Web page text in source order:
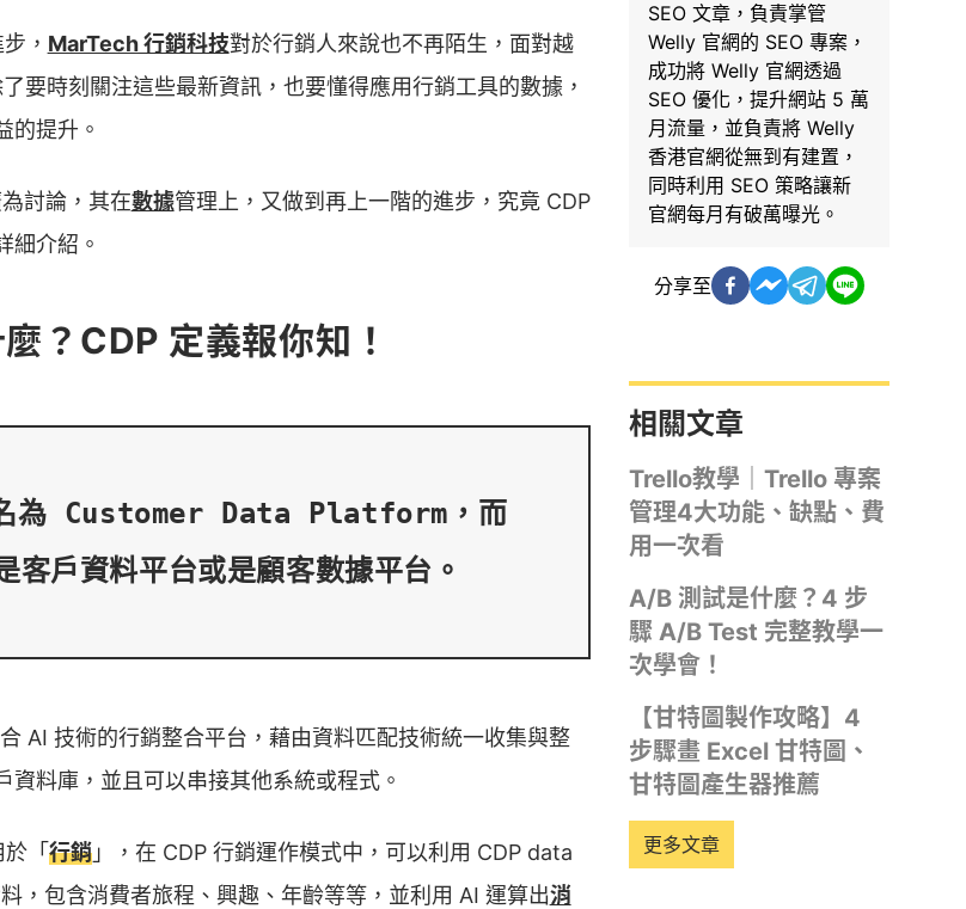
， MarTech 行銷科技對於行銷人來說也不再陌生，面對越
要時刻關注這些最新資訊，也要懂得應用行銷工具的數據，
的提升。
討論，其在數據管理上，又做到再上一階的進步，究竟 CDP
細介紹。
？CDP 定義報你知！
名為 Customer Data Platform，而
AI 技術的行銷整合平台，藉由資料匹配技術統一收集與整
資料庫，並且可以串接其他系統或程式。
「 行銷」，在 CDP 行銷運作模式中，可以利用 CDP data
，包含消費者旅程、興趣、年齡等等，並利用 AI 運算出消
SEO 文章，負責掌管
Welly 官網的 SEO 專案，
成功將 Welly 官網透過
SEO 優化，提升網站 5 萬
月流量，並負責將 Welly
香港官網從無到有建置，
同時利用 SEO 策略讓新
官網每月有破萬曝光。
分享至
相關文章
Trello教學｜Trello 專案
管理4大功能、缺點、費
用一次看
A/B 測試是什麼？4 步
驟 A/B Test 完整教學一
次學會！
【甘特圖製作攻略】4
步驟畫 Excel 甘特圖、
甘特圖產生器推薦
更多文章